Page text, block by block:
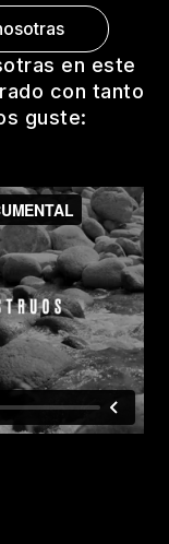
en este
con tanto
guste: